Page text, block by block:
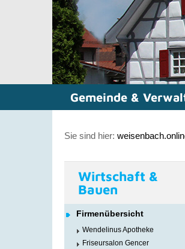
Gemeinde &
Sie sind hier:
Wirtschaft &
Bauen
Firmenübersicht
Wendelinus Apotheke
Friseursalon Gencer